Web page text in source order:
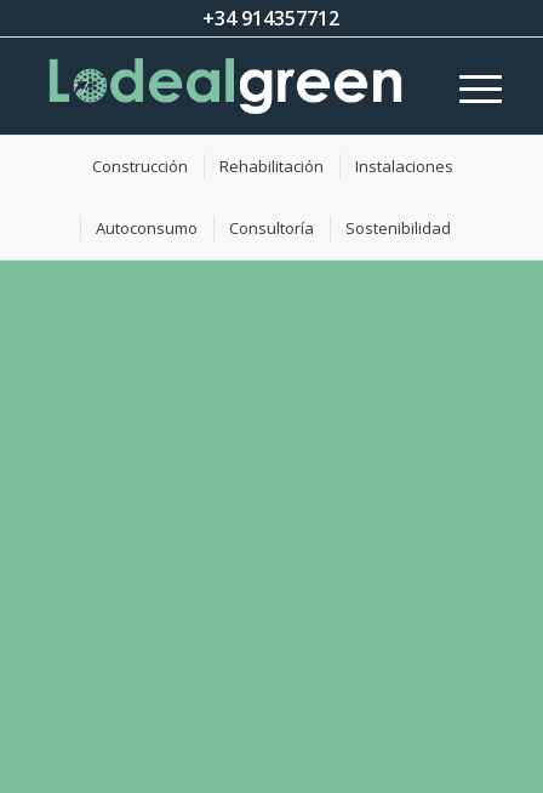
+34 914357712
Construcción Rehabilitación Instalaciones
Autoconsumo Consultoría Sostenibilidad